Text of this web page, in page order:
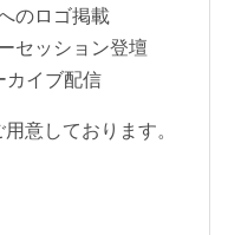
のロゴ掲載
セッション登壇
カイブ配信
意しております。